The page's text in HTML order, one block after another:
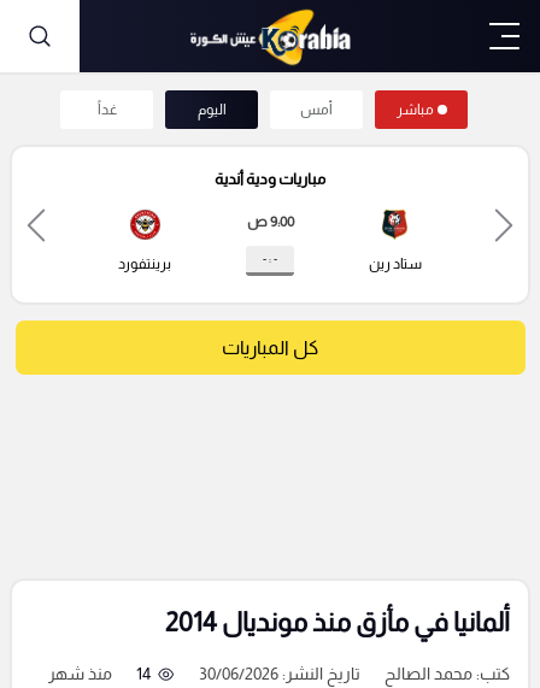
مباشر أمس اليوم غداً
مباريات ودية أندية
ستاد رين
9:00 ص
- : - برينتفورد
كل المباريات
ألمانيا في مأزق منذ مونديال 2014
كتب:محمد الصالح تاريخ النشر: 30/06/2026 14 منذ شهر